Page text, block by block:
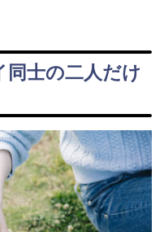
同士の二人だけ